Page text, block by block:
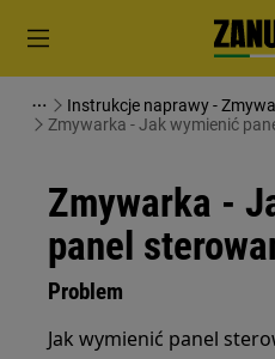
Instrukcje naprawy -
Zmywarka - Jak wymienić
Zmywarka -
panel
Problem
Jak wymienić panel